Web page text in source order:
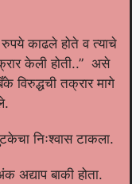
रुपये काढले होते व त्याचे
केली होती..” असे
विरुद्धची तक्रार मागे
निःश्वास टाकला.
अद्याप बाकी होता.